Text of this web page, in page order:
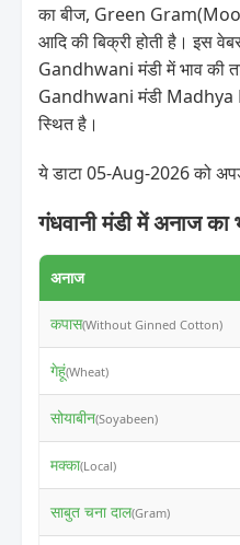
का बीज, Green
आदि की बिक्री होती है। इस
Gandhwani मंडी में भाव की
Gandhwani मंडी Madhya
स्थित है।
ये डाटा 05-Aug-2026 को
गंधवानी मंडी में अनाज का
अनाज
कपास(Without Ginned Cotton)
गेहूं(Wheat)
सोयाबीन(Soyabeen)
मक्का(Local)
साबुत चना दाल(Gram)